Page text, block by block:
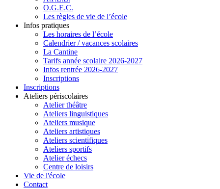
O.G.E.C.
Les règles de vie de l’école
Infos pratiques
Les horaires de l’école
Calendrier / vacances scolaires
La Cantine
Tarifs année scolaire 2026-2027
Infos rentrée 2026-2027
Inscriptions
Inscriptions
Ateliers périscolaires
Atelier théâtre
Ateliers linguistiques
Ateliers musique
Ateliers artistiques
Ateliers scientifiques
Ateliers sportifs
Atelier échecs
Centre de loisirs
Vie de l'école
Contact